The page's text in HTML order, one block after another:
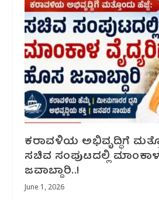
ಕರಾವಳಿಯ ಅಭಿವೃದ್ಧಿಗೆ
ಸಚಿವ ಸಂಪುಟದಲ್ಲಿ
ಜವಾಬ್ದಾರಿ..!
June 1, 2026